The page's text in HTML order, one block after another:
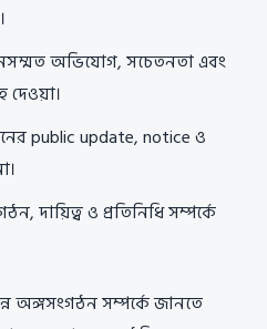
অভিযোগ, সচেতনতা এবং
দেওয়া।
public update, notice ও
দায়িত্ব ও প্রতিনিধি সম্পর্কে
অঙ্গসংগঠন সম্পর্কে জানতে